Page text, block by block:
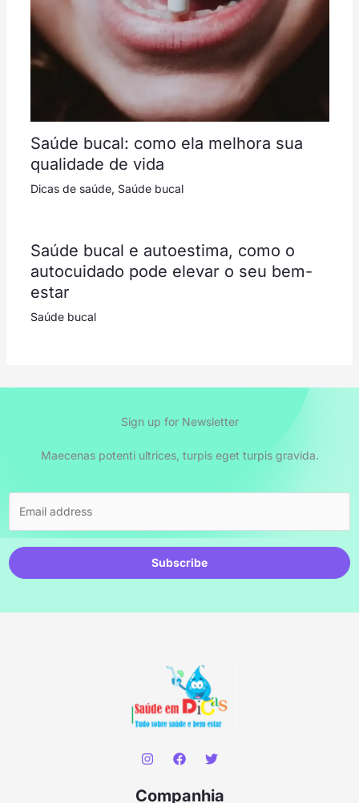
Saúde bucal: como ela melhora sua
qualidade de vida
Dicas de saúde, Saúde bucal
Saúde bucal e autoestima, como o
autocuidado pode elevar o seu bem-
estar
Saúde bucal
Sign up for Newsletter
Maecenas potenti ultrices, turpis eget turpis gravida.
Subscribe
Companhia